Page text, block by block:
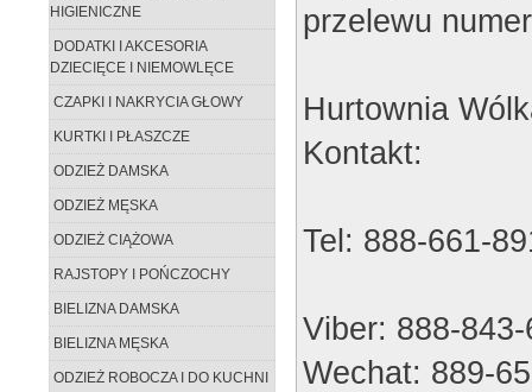
HIGIENICZNE
DODATKI I AKCESORIA
DZIECIĘCE I NIEMOWLĘCE
CZAPKI I NAKRYCIA GŁOWY
KURTKI I PŁASZCZE
ODZIEŻ DAMSKA
ODZIEŻ MĘSKA
ODZIEŻ CIĄŻOWA
RAJSTOPY I POŃCZOCHY
BIELIZNA DAMSKA
BIELIZNA MĘSKA
ODZIEŻ ROBOCZA I DO KUCHNI
przelewu
Hurtownia
Kontakt:
Tel: 888-661-
Viber: 888-
Wechat: 889-